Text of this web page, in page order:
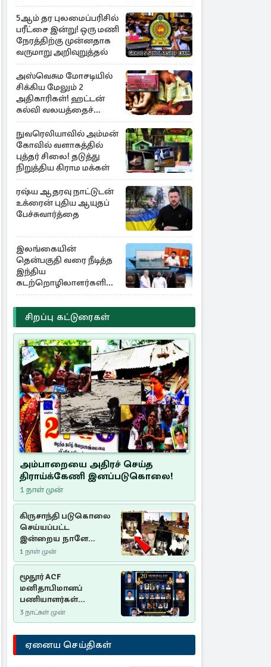
5ஆம் தர புலமைப்பரிசில்
பரீட்சை இன்று! ஒரு மணி
நேரத்திற்கு முன்னதாக
வருமாறு அறிவுறுத்தல்
அஸ்வெசும மோசடியில்
சிக்கிய மேலும் 2
அதிகாரிகள்! ஹட்டன்
கல்வி வலயத்தைச்
சேர்ந்த 6 ஆசிரியர்கள்
குறித்து விசாரணை
நுவரெலியாவில் அம்மன்
கோவில் வளாகத்தில்
புத்தர் சிலை! தடுத்து
நிறுத்திய கிராம மக்கள்
ரஷ்ய ஆதரவு நாட்டுடன்
உக்ரைன் புதிய ஆயுதப்
பேச்சுவார்த்தை
இலங்கையின்
தென்பகுதி வரை நீடித்த
இந்திய
கடற்றொழிலாளர்களின்
ஊடுருவல்
சிறப்பு கட்டுரைகள்
அம்பாறையை அதிரச் செய்த
திராய்க்கேணி இனப்படுகொலை!
1 நாள் முன்
கிருசாந்தி படுகொலை
செய்யப்பட்ட
இன்றைய நாளே
செம்மணி
இனப்படுகொலை
தினம்…!
1 நாள் முன்
மூதூர் ACF
மனிதாபிமானப்
பணியாளர்கள்
படுகொலை (2006): 20
ஆண்டுகளாகியும் நீதி
மறுக்கப்பட்ட
மனிதாபிமானப்
பேரவலம்
3 நாட்கள் முன்
ஏனைய செய்திகள்